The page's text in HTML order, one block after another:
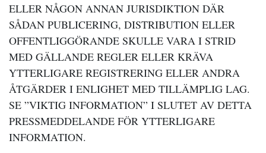
ELLER NÅGON ANNAN JURISDIKTION DÄR
SÅDAN PUBLICERING, DISTRIBUTION ELLER
OFFENTLIGGÖRANDE SKULLE VARA I STRID
MED GÄLLANDE REGLER ELLER KRÄVA
YTTERLIGARE REGISTRERING ELLER ANDRA
ÅTGÄRDER I ENLIGHET MED TILLÄMPLIG LAG.
SE ”VIKTIG INFORMATION” I SLUTET AV DETTA
PRESSMEDDELANDE FÖR YTTERLIGARE
INFORMATION.